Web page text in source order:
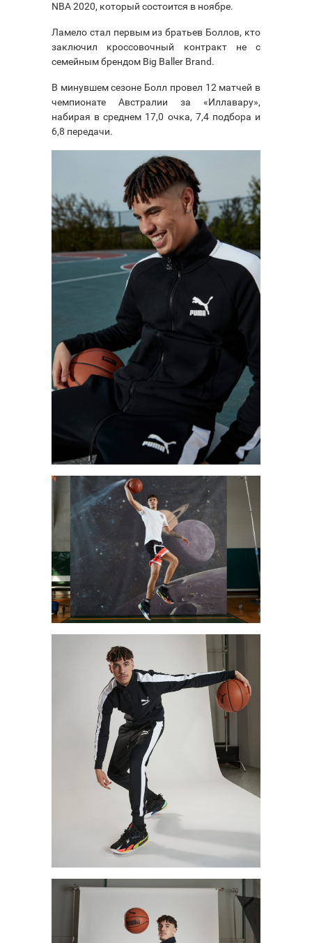
NBA 2020, который состоится в ноябре.
Ламело стал первым из братьев Боллов, кто
заключил кроссовочный контракт не с
семейным брендом Big Baller Brand.
В минувшем сезоне Болл провел 12 матчей в
чемпионате Австралии за «Иллавару»,
набирая в среднем 17,0 очка, 7,4 подбора и
6,8 передачи.